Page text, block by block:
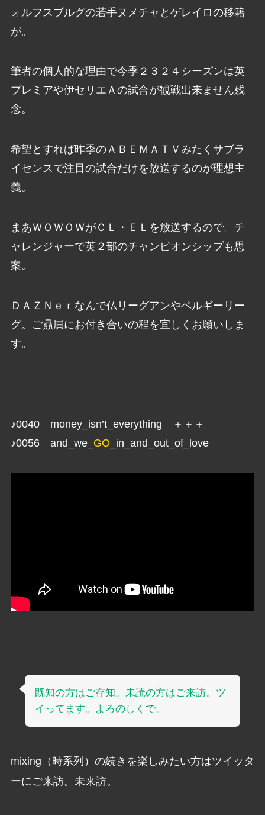
ォルフスブルグの若手ヌメチャとゲレイロの移籍
が。
筆者の個人的な理由で今季２３２４シーズンは英
プレミアや伊セリエＡの試合が観戦出来ません残
念。
希望とすれば昨季のＡＢＥＭＡＴＶみたくサブラ
イセンスで注目の試合だけを放送するのが理想主
義。
まあＷＯＷＯＷがＣＬ・ＥＬを放送するので。チ
ャレンジャーで英２部のチャンピオンシップも思
案。
ＤＡＺＮｅｒなんで仏リーグアンやベルギーリー
グ。ご贔屓にお付き合いの程を宜しくお願いしま
す。
♪0040 money_isn’t_everything ＋＋＋
♪0056 and_we_ GO _in_and_out_of_love
既知の方はご存知。未読の方はご来訪。ツ
イってます。よろのしくで。
mixing（時系列）の続きを楽しみたい方はツイッタ
ーにご来訪。未来訪。